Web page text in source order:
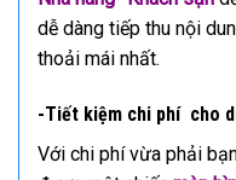
dễ dàng tiếp thu nội
thoải mái nhất.
-Tiết kiệm chi phí cho
Với chi phí vừa phải